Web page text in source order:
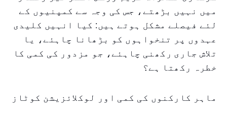
میں نہیں بڑھتے، جس کی وجہ سے کمپنیوں کے
لئے فیصلے مشکل ہوتے ہیں: کیا انہیں کلیدی
عہدوں پر تنخواہوں کو بڑھانا چاہئے، یا
تلاش جاری رکھنی چاہئے، جو مزدور کی کمی کا
خطرہ رکھتا ہے؟
ماہر کارکنوں کی کمی اور لوکلائزیشن کوٹاز